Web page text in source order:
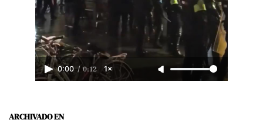
0:00 / 0:12 1×
ARCHIVADO EN